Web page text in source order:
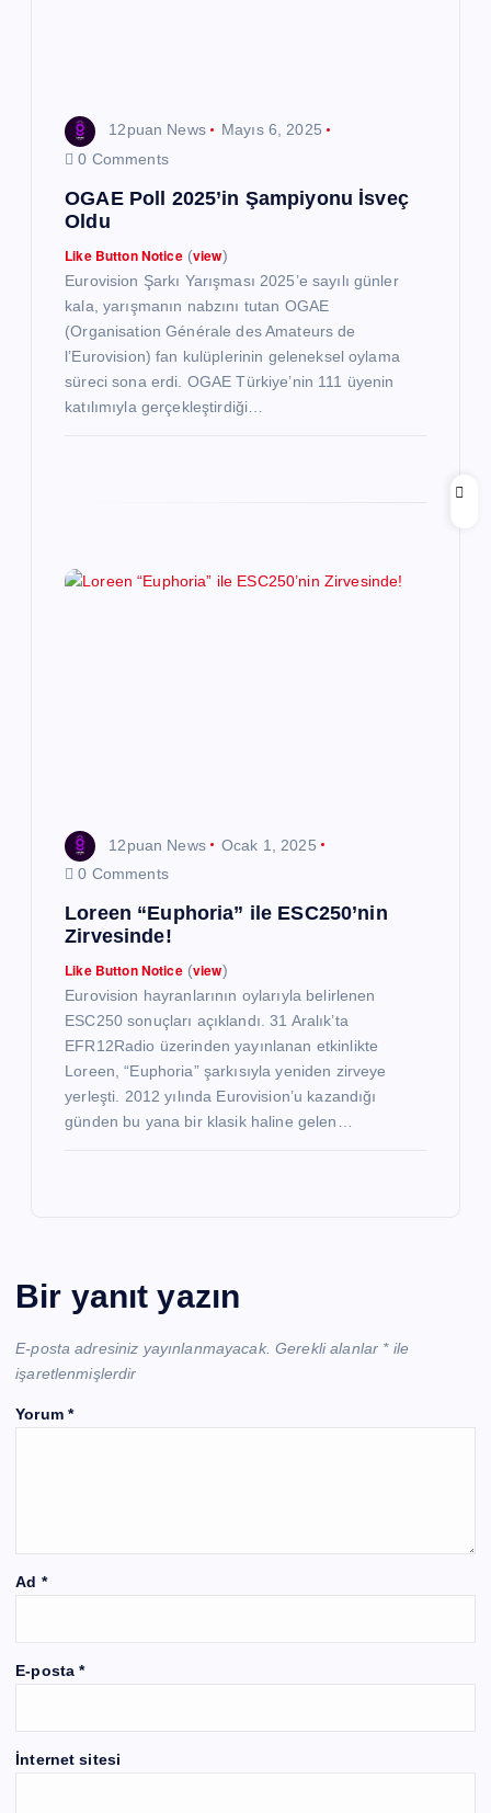
12puan News
Mayıs 6, 2025
0 Comments
OGAE Poll 2025’in Şampiyonu İsveç
Oldu
Like Button Notice(view)
Eurovision Şarkı Yarışması 2025’e sayılı günler
kala, yarışmanın nabzını tutan OGAE
(Organisation Générale des Amateurs de
l’Eurovision) fan kulüplerinin geleneksel oylama
süreci sona erdi. OGAE Türkiye’nin 111 üyenin
katılımıyla gerçekleştirdiği…
12puan News
Ocak 1, 2025
0 Comments
Loreen “Euphoria” ile ESC250’nin
Zirvesinde!
Like Button Notice(view)
Eurovision hayranlarının oylarıyla belirlenen
ESC250 sonuçları açıklandı. 31 Aralık’ta
EFR12Radio üzerinden yayınlanan etkinlikte
Loreen, “Euphoria” şarkısıyla yeniden zirveye
yerleşti. 2012 yılında Eurovision’u kazandığı
günden bu yana bir klasik haline gelen…
Bir yanıt yazın
E-posta adresiniz yayınlanmayacak. Gerekli alanlar *ile
işaretlenmişlerdir
Yorum *
Ad *
E-posta*
İnternet sitesi